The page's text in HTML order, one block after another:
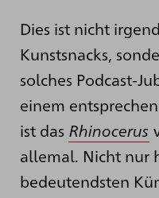
Dies ist nicht
Kunstsnacks,
solches Podcast-
einem
ist das Rhinocerus
allemal. Nicht nur
bedeutendsten